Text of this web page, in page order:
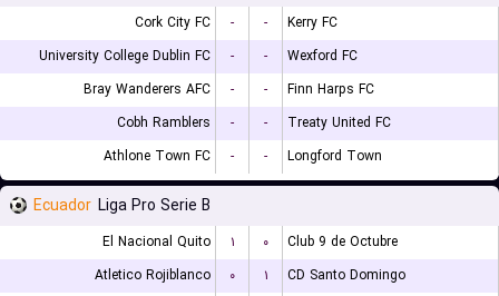
Cork City FC - -
Kerry FC
University College Dublin FC
- -
Wexford FC
Bray Wanderers AFC
- -
Finn Harps FC
Cobh Ramblers
- -
Treaty United FC
Athlone Town FC
- - Longford Town
Ecuador Liga Pro Serie B
El Nacional Quito ۱ ۰
Club 9 de Octubre
Atletico Rojiblanco
۰ ۱
CD Santo Domingo